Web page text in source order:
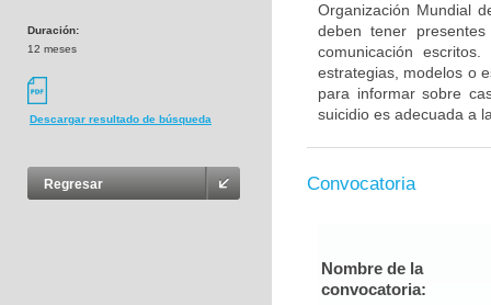
Duración:
12 meses
Descargar resultado de búsqueda
Regresar
Organización Mundial
deben tener
comunicación
estrategias, modelos o
para informar sobre
suicidio es adecuada a
Convocatoria
Nombre de la
convocatoria: